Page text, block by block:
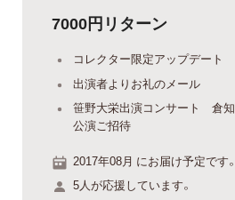
7000円リターン
コレクター限定アップデート
出演者よりお礼のメール
笹野大栄出演コンサート 倉
公演ご招待
2017年08月 にお届け予定です。
5人が応援しています。